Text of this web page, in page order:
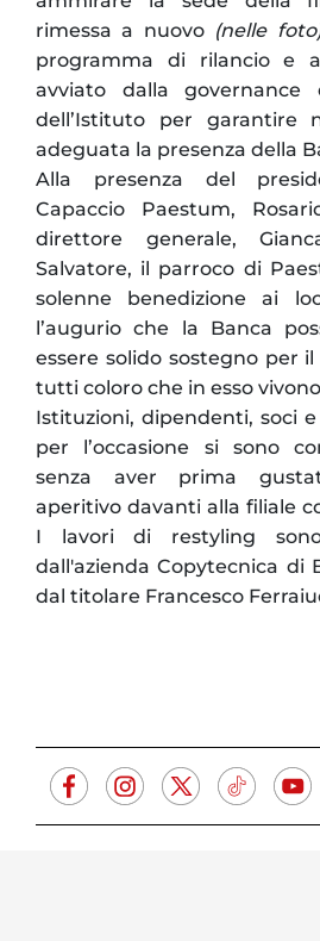
rimessa a nuovo (nelle
programma di rilancio e
avviato dalla governance
dell’Istituto per garantire
adeguata la presenza della
Alla presenza del
Capaccio Paestum,
direttore generale,
Salvatore, il parroco di
solenne benedizione ai
l’augurio che la Banca
essere solido sostegno per
tutti coloro che in esso
Istituzioni, dipendenti, soci
per l’occasione si sono
senza aver prima
aperitivo davanti alla filiale
I lavori di restyling
dall'azienda Copytecnica di
dal titolare Francesco